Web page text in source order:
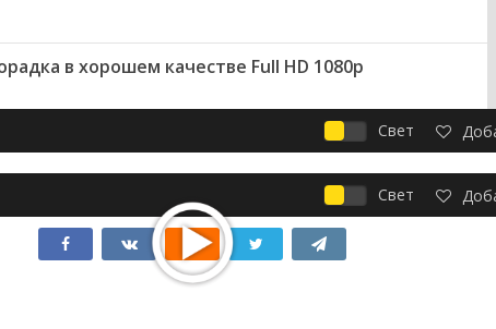
в хорошем качестве Full HD 1080p
Свет
Свет